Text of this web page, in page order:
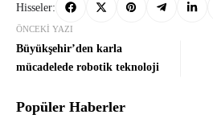
Hisseler:
ÖNCEKI YAZI
Büyükşehir’den karla
mücadelede robotik teknoloji
Popüler Haberler